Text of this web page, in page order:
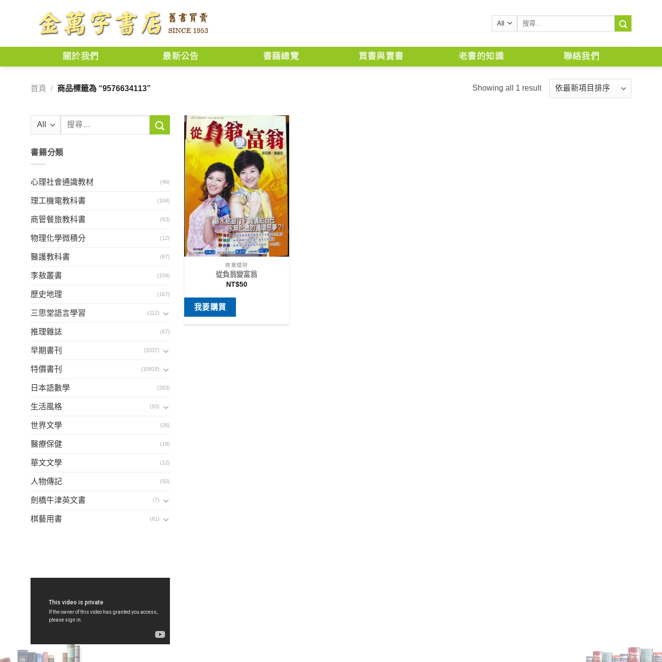
搜
鍵
關於我們 最新公告 書籍總覽 買書與賣書 老書的知識 聯絡我們
首頁 / 商品標籤為 “9576634113” Showing all 1 result
搜
鍵
書籍分類
心理社會通識教材 (46)
理工機電教科書 (104)
商管餐旅教科書 (63)
物理化學微積分 (12)
醫護教科書 (67)
李敖叢書 (154)
歷史地理 (167)
三思堂語言學習 (112)
推理雜誌 (67)
早期書刊 (3337)
特價書刊 (10918)
日本語數學 (263)
生活風格 (93)
世界文學 (26)
醫療保健 (18)
華文文學 (12)
人物傳記 (50)
劍橋牛津英文書 (7)
棋藝用書 (61)
商業理財
從負翁變富翁
NT$50
我要購買